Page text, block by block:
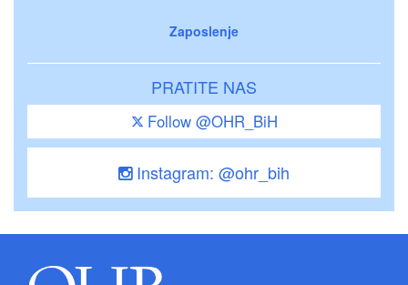
Zaposlenje
PRATITE NAS
Follow @OHR_BiH
Instagram: @ohr_bih